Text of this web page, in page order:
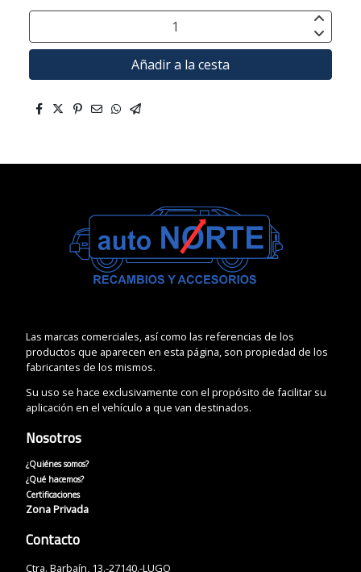
Añadir a la cesta
Las marcas comerciales, así como las referencias de los
productos que aparecen en esta página, son propiedad de los
fabricantes de los mismos.
Su uso se hace exclusivamente con el propósito de facilitar su
aplicación en el vehículo a que van destinados.
Nosotros
¿Quiénes somos?
¿Qué hacemos?
Certificaciones
Zona Privada
Contacto
Ctra. Barbaín, 13.-27140.-LUGO